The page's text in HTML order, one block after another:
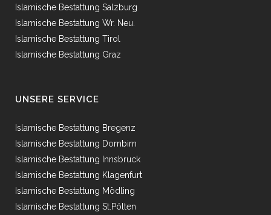
Islamische Bestattung Salzburg
Islamische Bestattung Wr. Neu.
Islamische Bestattung Tirol
Islamische Bestattung Graz
UNSERE SERVICE
Islamische Bestattung Bregenz
Islamische Bestattung Dornbirn
Islamische Bestattung Innsbruck
Islamische Bestattung Klagenfurt
Islamische Bestattung Mödling
Islamische Bestattung St.Pölten